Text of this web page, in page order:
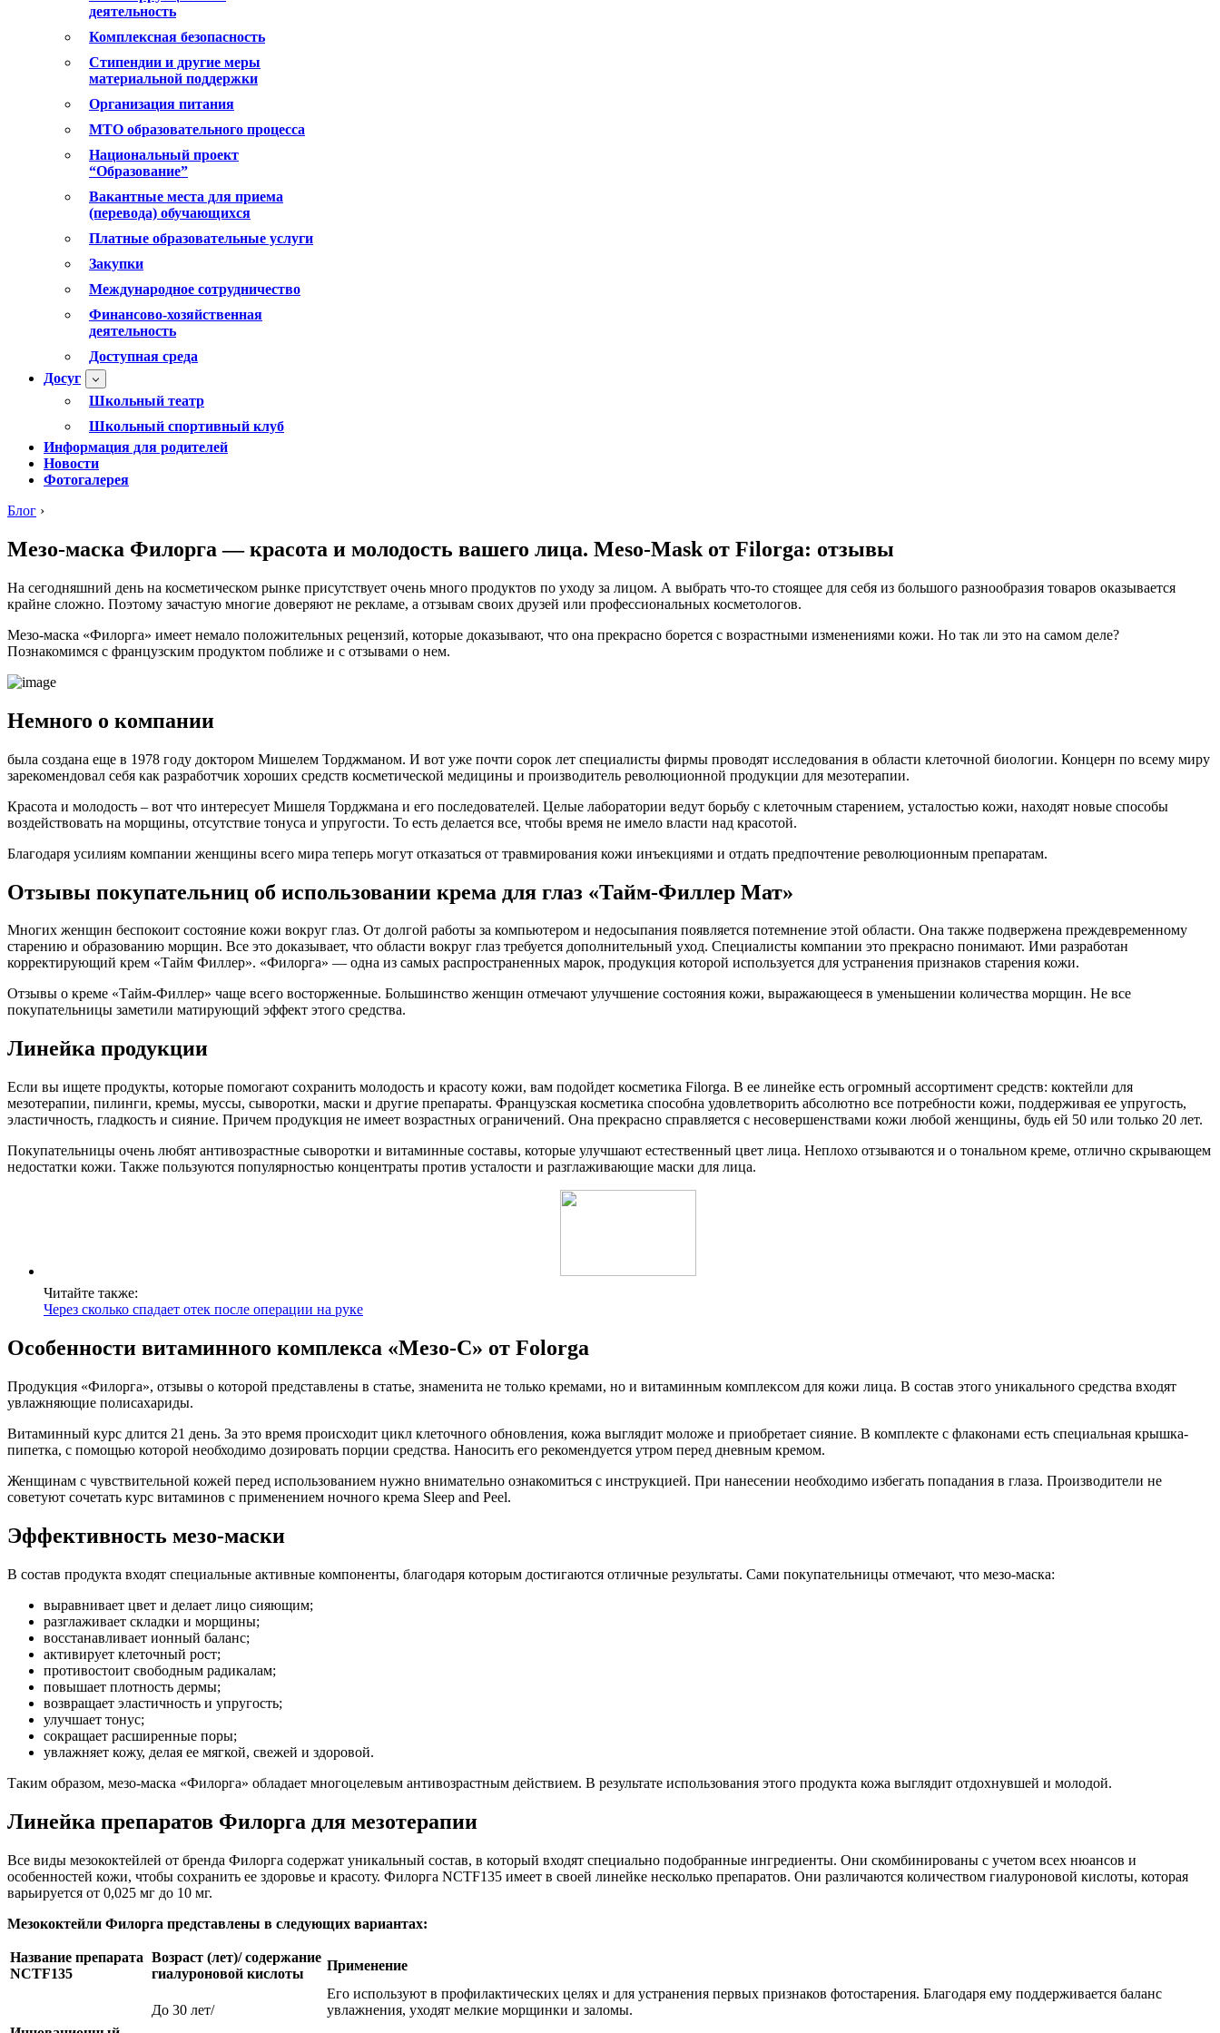
деятельность
Комплексная безопасность
Стипендии и другие меры
материальной поддержки
Организация питания
МТО образовательного процесса
Национальный проект
“Образование”
Вакантные места для приема
(перевода) обучающихся
Платные образовательные услуги
Закупки
Международное сотрудничество
Финансово-хозяйственная
деятельность
Доступная среда
Досуг
Школьный театр
Школьный спортивный клуб
Информация для родителей
Новости
Фотогалерея
Блог ›
Мезо-маска Филорга — красота и молодость вашего лица. Meso-Mask от Filorga: отзывы
На сегодняшний день на косметическом рынке присутствует очень много продуктов по уходу за лицом. А выбрать что-то стоящее для себя из большого разнообразия товаров оказывается
крайне сложно. Поэтому зачастую многие доверяют не рекламе, а отзывам своих друзей или профессиональных косметологов.
Мезо-маска «Филорга» имеет немало положительных рецензий, которые доказывают, что она прекрасно борется с возрастными изменениями кожи. Но так ли это на самом деле?
Познакомимся с французским продуктом поближе и с отзывами о нем.
Немного о компании
была создана еще в 1978 году доктором Мишелем Торджманом. И вот уже почти сорок лет специалисты фирмы проводят исследования в области клеточной биологии. Концерн по всему миру
зарекомендовал себя как разработчик хороших средств косметической медицины и производитель революционной продукции для мезотерапии.
Красота и молодость – вот что интересует Мишеля Торджмана и его последователей. Целые лаборатории ведут борьбу с клеточным старением, усталостью кожи, находят новые способы
воздействовать на морщины, отсутствие тонуса и упругости. То есть делается все, чтобы время не имело власти над красотой.
Благодаря усилиям компании женщины всего мира теперь могут отказаться от травмирования кожи инъекциями и отдать предпочтение революционным препаратам.
Отзывы покупательниц об использовании крема для глаз «Тайм-Филлер Мат»
Многих женщин беспокоит состояние кожи вокруг глаз. От долгой работы за компьютером и недосыпания появляется потемнение этой области. Она также подвержена преждевременному
старению и образованию морщин. Все это доказывает, что области вокруг глаз требуется дополнительный уход. Специалисты компании это прекрасно понимают. Ими разработан
корректирующий крем «Тайм Филлер». «Филорга» — одна из самых распространенных марок, продукция которой используется для устранения признаков старения кожи.
Отзывы о креме «Тайм-Филлер» чаще всего восторженные. Большинство женщин отмечают улучшение состояния кожи, выражающееся в уменьшении количества морщин. Не все
покупательницы заметили матирующий эффект этого средства.
Линейка продукции
Если вы ищете продукты, которые помогают сохранить молодость и красоту кожи, вам подойдет косметика Filorga. В ее линейке есть огромный ассортимент средств: коктейли для
мезотерапии, пилинги, кремы, муссы, сыворотки, маски и другие препараты. Французская косметика способна удовлетворить абсолютно все потребности кожи, поддерживая ее упругость,
эластичность, гладкость и сияние. Причем продукция не имеет возрастных ограничений. Она прекрасно справляется с несовершенствами кожи любой женщины, будь ей 50 или только 20 лет.
Покупательницы очень любят антивозрастные сыворотки и витаминные составы, которые улучшают естественный цвет лица. Неплохо отзываются и о тональном креме, отлично скрывающем
недостатки кожи. Также пользуются популярностью концентраты против усталости и разглаживающие маски для лица.
Читайте также:
Через сколько спадает отек после операции на руке
Особенности витаминного комплекса «Мезо-С» от Folorga
Продукция «Филорга», отзывы о которой представлены в статье, знаменита не только кремами, но и витаминным комплексом для кожи лица. В состав этого уникального средства входят
увлажняющие полисахариды.
Витаминный курс длится 21 день. За это время происходит цикл клеточного обновления, кожа выглядит моложе и приобретает сияние. В комплекте с флаконами есть специальная крышка-
пипетка, с помощью которой необходимо дозировать порции средства. Наносить его рекомендуется утром перед дневным кремом.
Женщинам с чувствительной кожей перед использованием нужно внимательно ознакомиться с инструкцией. При нанесении необходимо избегать попадания в глаза. Производители не
советуют сочетать курс витаминов с применением ночного крема Sleep and Peel.
Эффективность мезо-маски
В состав продукта входят специальные активные компоненты, благодаря которым достигаются отличные результаты. Сами покупательницы отмечают, что мезо-маска:
выравнивает цвет и делает лицо сияющим;
разглаживает складки и морщины;
восстанавливает ионный баланс;
активирует клеточный рост;
противостоит свободным радикалам;
повышает плотность дермы;
возвращает эластичность и упругость;
улучшает тонус;
сокращает расширенные поры;
увлажняет кожу, делая ее мягкой, свежей и здоровой.
Таким образом, мезо-маска «Филорга» обладает многоцелевым антивозрастным действием. В результате использования этого продукта кожа выглядит отдохнувшей и молодой.
Линейка препаратов Филорга для мезотерапии
Все виды мезококтейлей от бренда Филорга содержат уникальный состав, в который входят специально подобранные ингредиенты. Они скомбинированы с учетом всех нюансов и
особенностей кожи, чтобы сохранить ее здоровье и красоту. Филорга NCTF135 имеет в своей линейке несколько препаратов. Они различаются количеством гиалуроновой кислоты, которая
варьируется от 0,025 мг до 10 мг.
Мезококтейли Филорга представлены в следующих вариантах:
Название препарата
NCTF135
Возраст (лет)/ содержание
гиалуроновой кислоты
Применение
До 30 лет/
Его используют в профилактических целях и для устранения первых признаков фотостарения. Благодаря ему поддерживается баланс
увлажнения, уходят мелкие морщинки и заломы.